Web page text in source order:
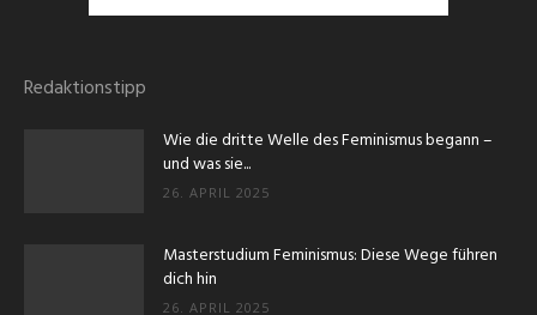
Redaktionstipp
Wie die dritte Welle des Feminismus begann –
und was sie...
26. APRIL 2025
Masterstudium Feminismus: Diese Wege führen
dich hin
26. APRIL 2025